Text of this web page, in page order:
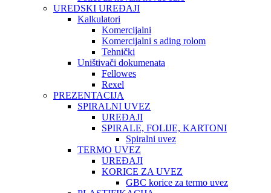
UREDSKI UREĐAJI
Kalkulatori
Komercijalni
Komercijalni s ading rolom
Tehnički
Uništivači dokumenata
Fellowes
Rexel
PREZENTACIJA
SPIRALNI UVEZ
UREĐAJI
SPIRALE, FOLIJE, KARTONI
Spiralni uvez
TERMO UVEZ
UREĐAJI
KORICE ZA UVEZ
GBC korice za termo uvez